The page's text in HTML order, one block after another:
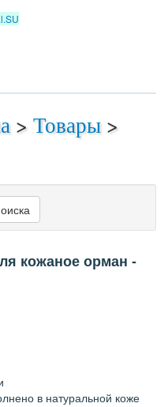
> Товары >
кожаное орман -
в натуральной коже